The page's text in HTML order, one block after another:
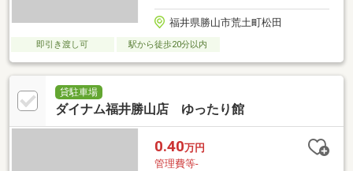
福井県勝山市荒土町松田
即引き渡し可 駅から徒歩20分以内
貸駐車場
ダイナム福井勝山店 ゆったり館
0.40万円
管理費等-